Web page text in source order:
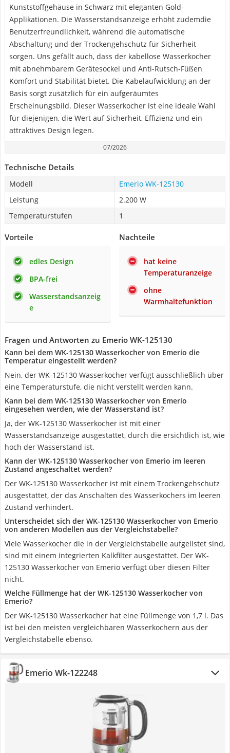
Kunststoffgehäuse in Schwarz mit eleganten Gold-
Applikationen. Die Wasserstandsanzeige erhöht zudemdie
Benutzerfreundlichkeit, während die automatische
Abschaltung und der Trockengehschutz für Sicherheit
sorgen. Uns gefällt auch, dass der kabellose Wasserkocher
mit abnehmbarem Gerätesockel und Anti-Rutsch-Füßen
Komfort und Stabilität bietet. Die Kabelaufwicklung an der
Basis sorgt zusätzlich für ein aufgeräumtes
Erscheinungsbild. Dieser Wasserkocher ist eine ideale Wahl
für diejenigen, die Wert auf Sicherheit, Effizienz und ein
attraktives Design legen.
07/2026
Technische Details
Modell
Emerio WK-125130
Leistung
2.200 W
Temperaturstufen
1
Vorteile
edles Design
BPA-frei
Wasserstandsanzeig
e
Nachteile
hat keine
Temperaturanzeige
ohne
Warmhaltefunktion
Fragen und Antworten zu Emerio WK-125130
Kann bei dem WK-125130 Wasserkocher von Emerio die
Temperatur eingestellt werden?
Nein, der WK-125130 Wasserkocher verfügt ausschließlich über
eine Temperaturstufe, die nicht verstellt werden kann.
Kann bei dem WK-125130 Wasserkocher von Emerio
eingesehen werden, wie der Wasserstand ist?
Ja, der WK-125130 Wasserkocher ist mit einer
Wasserstandsanzeige ausgestattet, durch die ersichtlich ist, wie
hoch der Wasserstand ist.
Kann der WK-125130 Wasserkocher von Emerio im leeren
Zustand angeschaltet werden?
Der WK-125130 Wasserkocher ist mit einem Trockengehschutz
ausgestattet, der das Anschalten des Wasserkochers im leeren
Zustand verhindert.
Unterscheidet sich der WK-125130 Wasserkocher von Emerio
von anderen Modellen aus der Vergleichstabelle?
Viele Wasserkocher die in der Vergleichstabelle aufgelistet sind,
sind mit einem integrierten Kalkfilter ausgestattet. Der WK-
125130 Wasserkocher von Emerio verfügt über diesen Filter
nicht.
Welche Füllmenge hat der WK-125130 Wasserkocher von
Emerio?
Der WK-125130 Wasserkocher hat eine Füllmenge von 1,7 l. Das
ist bei den meisten vergleichbaren Wasserkochern aus der
Vergleichstabelle ebenso.
Emerio Wk-122248